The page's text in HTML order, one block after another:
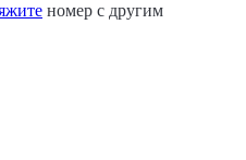
номер с другим